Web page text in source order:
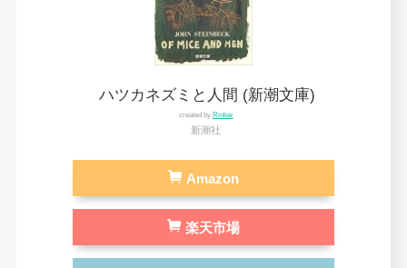
ハツカネズミと人間 (新潮文庫)
created by Rinker
新潮社
Amazon
楽天市場